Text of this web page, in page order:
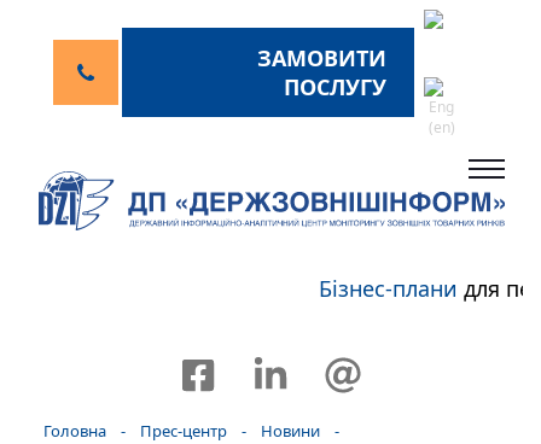
ЗАМОВИТИ
ПОСЛУГУ
Бізнес-планидля
Головна - Прес-центр - Новини -